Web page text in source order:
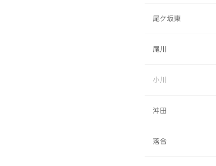
尾ケ坂東
尾川
小川
沖田
落合